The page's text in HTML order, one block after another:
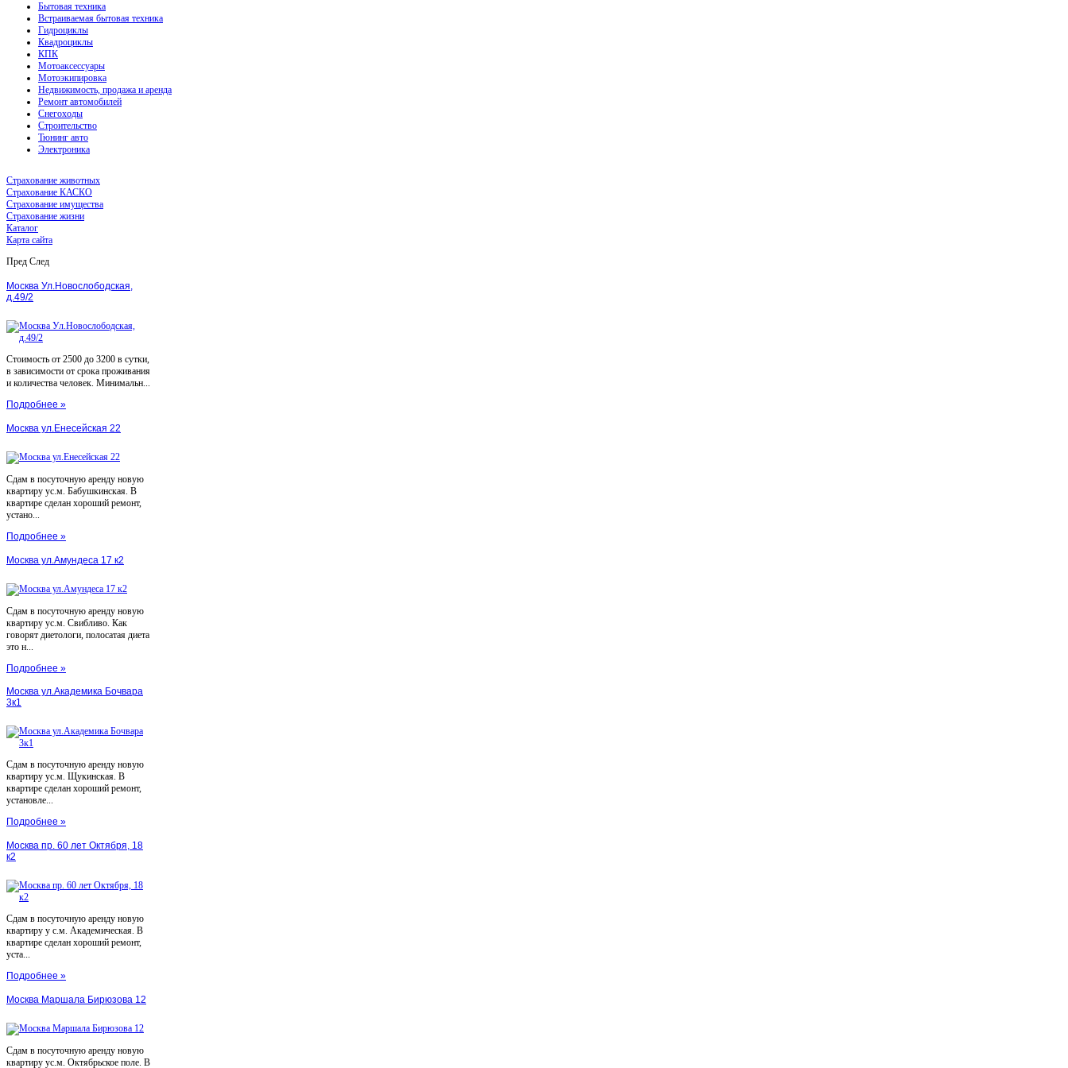
Бытовая техника
Встраиваемая бытовая техника
Гидроциклы
Квадроциклы
КПК
Мотоаксессуары
Мотоэкипировка
Недвижимость, продажа и аренда
Ремонт автомобилей
Снегоходы
Строительство
Тюнинг авто
Электроника
Страхование животных
Страхование КАСКО
Страхование имущества
Страхование жизни
Каталог
Карта сайта
Пред След
Москва Ул.Новослободская,
д.49/2
Стоимость от 2500 до 3200 в сутки,
в зависимости от срока проживания
и количества человек. Минимальн...
Подробнее »
Москва ул.Енесейская 22
Сдам в посуточную аренду новую
квартиру ус.м. Бабушкинская. В
квартире сделан хороший ремонт,
устано...
Подробнее »
Москва ул.Амундеса 17 к2
Сдам в посуточную аренду новую
квартиру ус.м. Свибливо. Как
говорят диетологи, полосатая диета
это н...
Подробнее »
Москва ул.Академика Бочвара
3к1
Сдам в посуточную аренду новую
квартиру ус.м. Щукинская. В
квартире сделан хороший ремонт,
установле...
Подробнее »
Москва пр. 60 лет Октября, 18
к2
Сдам в посуточную аренду новую
квартиру у с.м. Академическая. В
квартире сделан хороший ремонт,
уста...
Подробнее »
Москва Маршала Бирюзова 12
Сдам в посуточную аренду новую
квартиру ус.м. Октябрьское поле. В